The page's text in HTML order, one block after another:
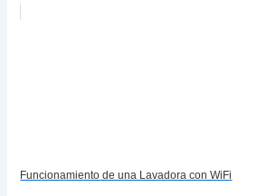
Funcionamiento de una Lavadora con WiFi